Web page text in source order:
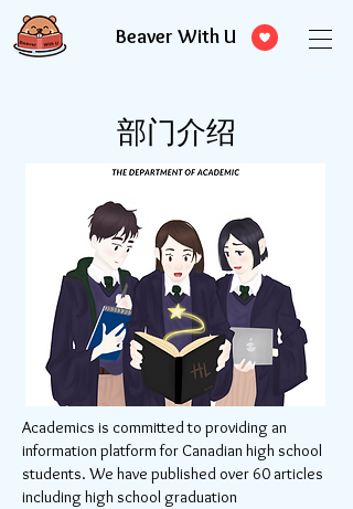
Beaver With U
部门介绍
Academics is committed to providing an
information platform for Canadian high school
students. We have published over 60 articles
including high school graduation